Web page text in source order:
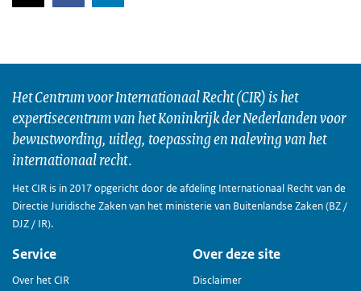
Het Centrum voor Internationaal Recht (CIR) is het
expertisecentrum van het Koninkrijk der Nederlanden voor
bewustwording, uitleg, toepassing en naleving van het
internationaal recht.
Het CIR is in 2017 opgericht door de afdeling Internationaal Recht van de
Directie Juridische Zaken van het ministerie van Buitenlandse Zaken (BZ /
DJZ / IR).
Service
Over het CIR
Over deze site
Disclaimer